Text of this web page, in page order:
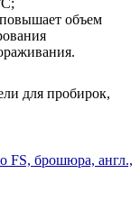
объем
для пробирок,
FS, брошюра, англ.,